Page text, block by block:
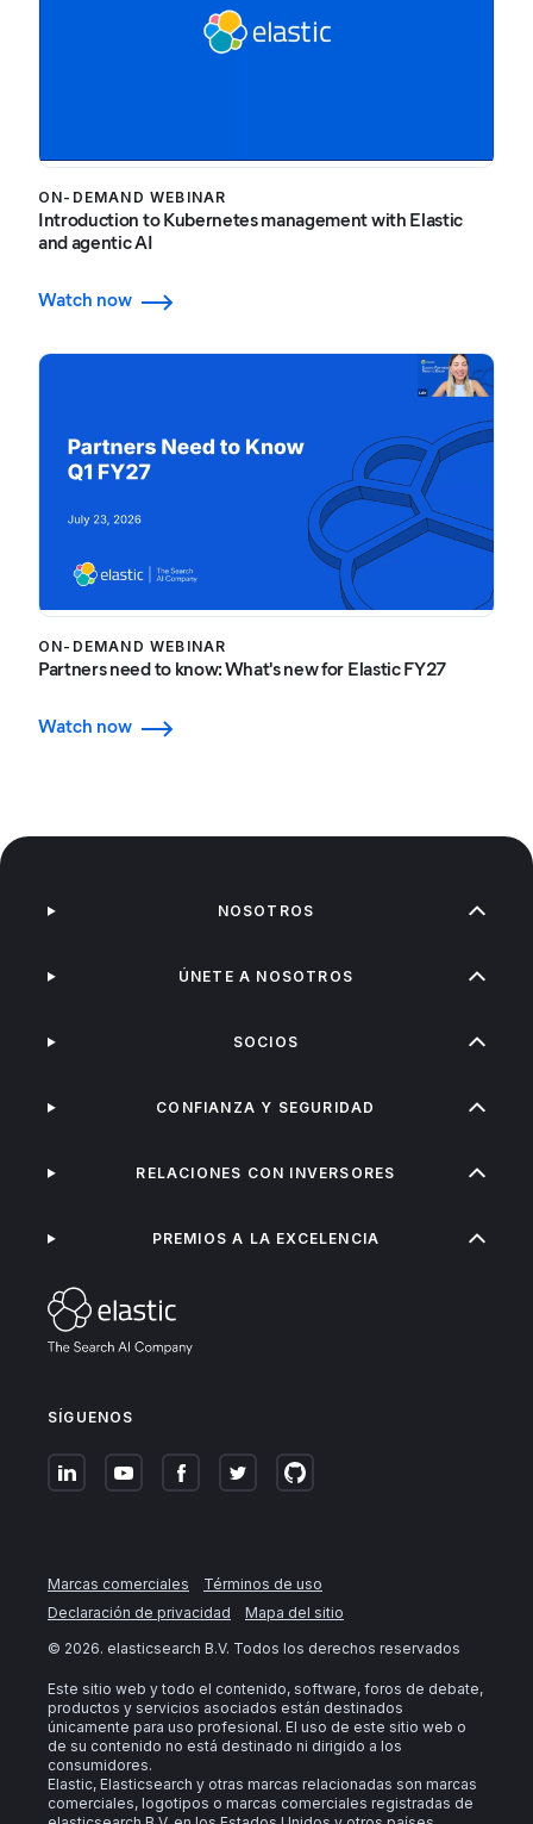
ON-DEMAND WEBINAR
Introduction to Kubernetes management with Elastic
and agentic AI
Watch now
ON-DEMAND WEBINAR
Partners need to know: What's new for Elastic FY27
Watch now
SÍGUENOS
NOSOTROS
ÚNETE A NOSOTROS
SOCIOS
CONFIANZA Y SEGURIDAD
RELACIONES CON INVERSORES
PREMIOS A LA EXCELENCIA
Marcas comerciales
Términos de uso
Declaración de privacidad
Mapa del sitio
© 2026. elasticsearch B.V. Todos los derechos reservados
Este sitio web y todo el contenido, software, foros de debate,
productos y servicios asociados están destinados
únicamente para uso profesional. El uso de este sitio web o
de su contenido no está destinado ni dirigido a los
consumidores.
Elastic, Elasticsearch y otras marcas relacionadas son marcas
comerciales, logotipos o marcas comerciales registradas de